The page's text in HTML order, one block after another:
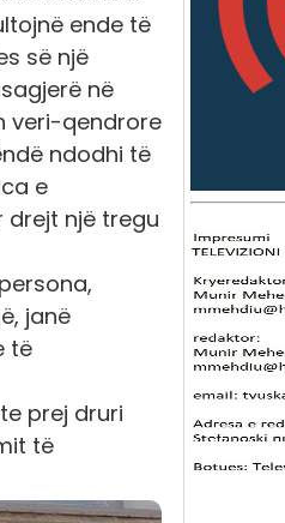
ende të
së një
në
veri-qendrore
ndodhi të
e
drejt një tregu
janë
të
prej druri
të